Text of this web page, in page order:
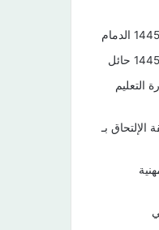
التعليم
بـ